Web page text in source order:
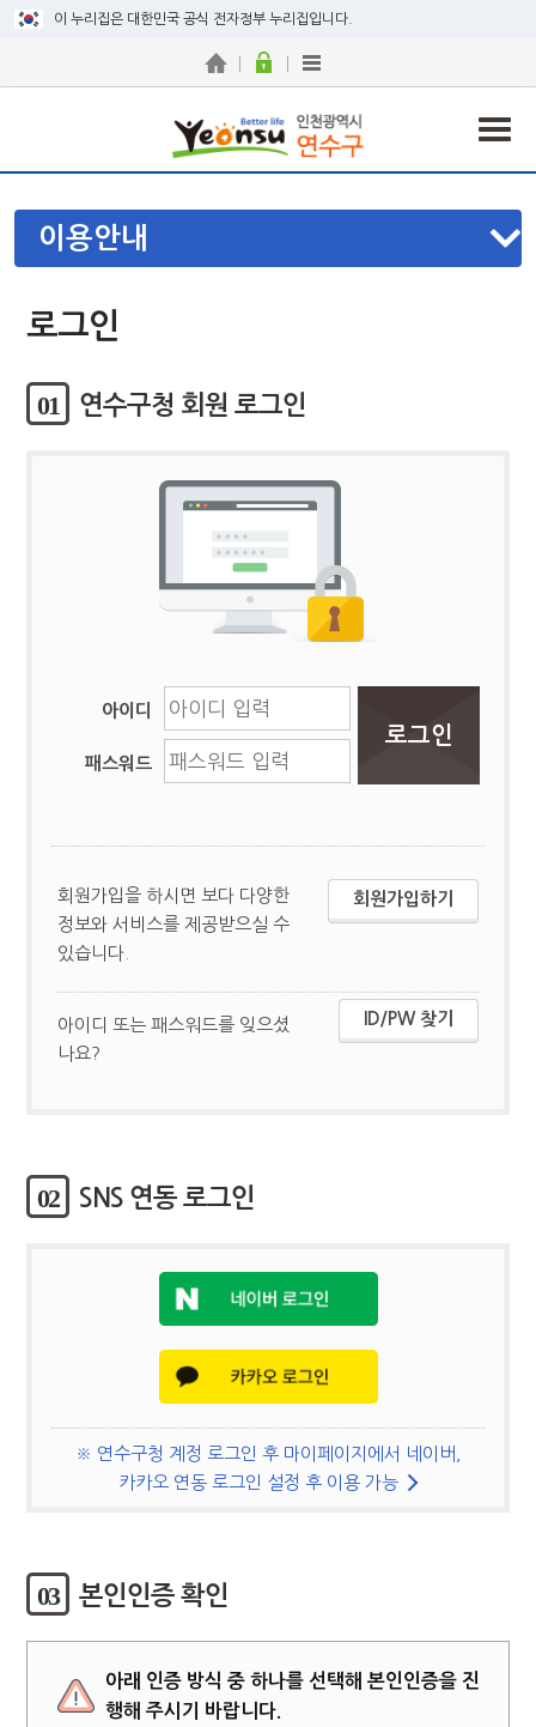
이 누리집은 대한민국 공식 전자정부 누리집입니다.
이용안내
로그인
01 연수구청 회원 로그인
아이디
패스워드
회원가입을 하시면 보다 다양한
정보와 서비스를 제공받으실 수
있습니다.
회원가입하기
아이디 또는 패스워드를 잊으셨
나요?
ID/PW 찾기
02 SNS 연동 로그인
※ 연수구청 계정 로그인 후 마이페이지에서 네이버,
카카오 연동 로그인 설정 후 이용 가능
03 본인인증 확인
아래 인증 방식 중 하나를 선택해 본인인증을 진
행해 주시기 바랍니다.